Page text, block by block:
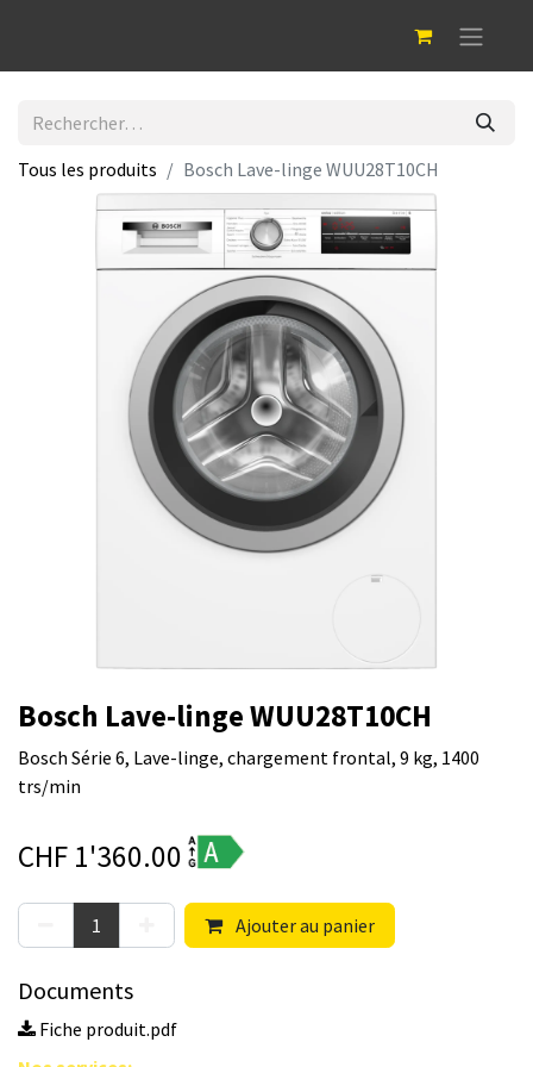
Tous les produits Bosch Lave-linge WUU28T10CH
Bosch Lave-linge WUU28T10CH
Bosch Série 6, Lave-linge, chargement frontal, 9 kg, 1400
trs/min
CHF 1'360.00
Ajouter au panier
Documents
Fiche produit.pdf